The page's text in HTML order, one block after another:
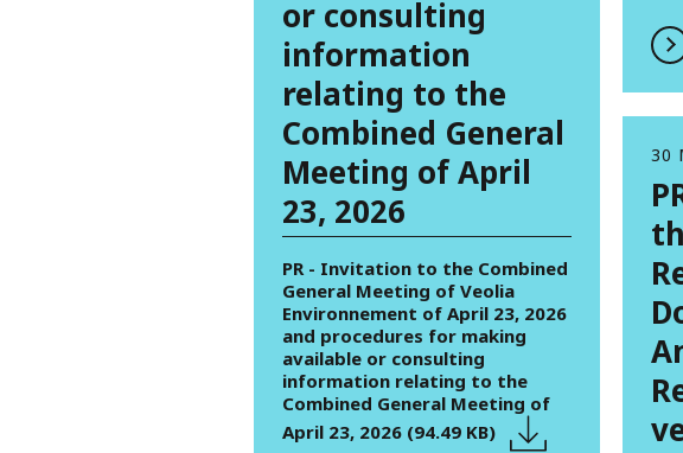
or consulting
information
relating to the
Combined General
Meeting of April
23, 2026
PR - Invitation to the Combined
General Meeting of Veolia
Environnement of April 23, 2026
and procedures for making
available or consulting
information relating to the
Combined General Meeting of
April 23, 2026 (94.49 KB)
30